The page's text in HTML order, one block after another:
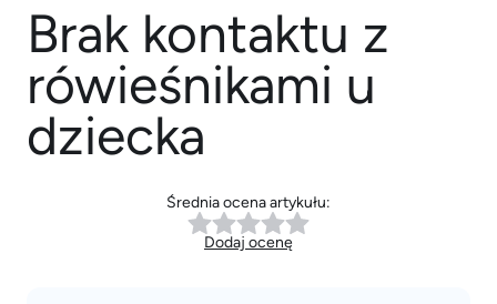
Brak kontaktu z
rówieśnikami u
dziecka
Średnia ocena artykułu:
Dodaj ocenę